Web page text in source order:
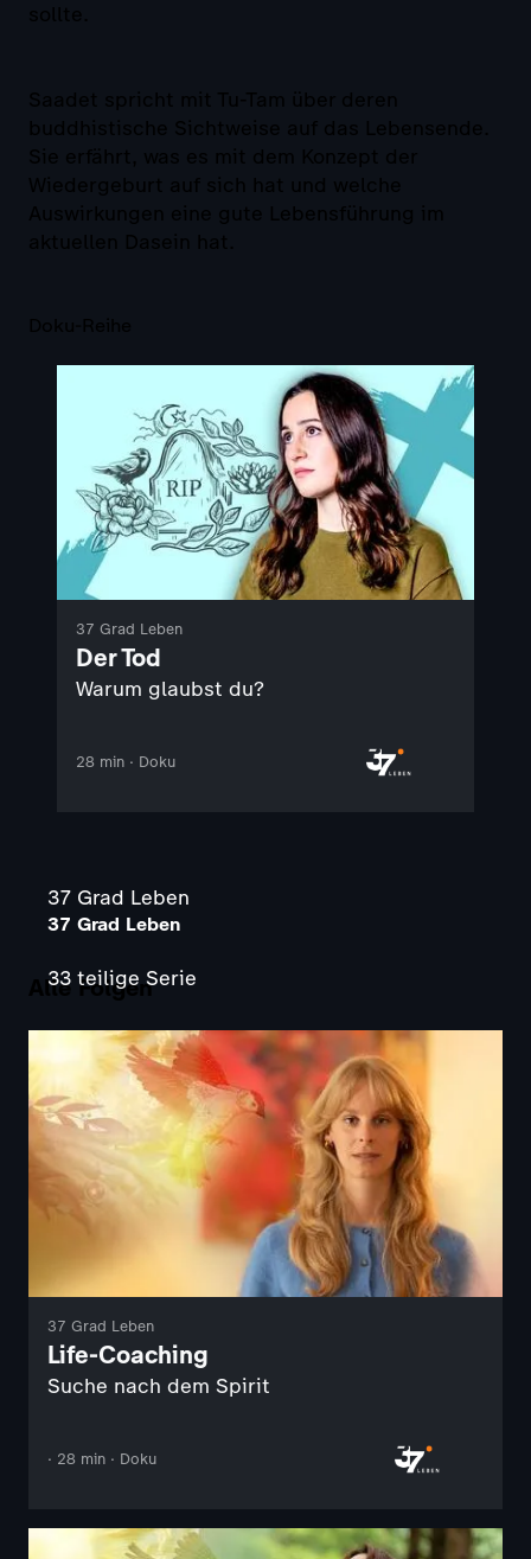
sollte.
Saadet spricht mit Tu-Tam über deren
buddhistische Sichtweise auf das Lebensende.
Sie erfährt, was es mit dem Konzept der
Wiedergeburt auf sich hat und welche
Auswirkungen eine gute Lebensführung im
aktuellen Dasein hat.
Doku-Reihe
37 Grad Leben
Der Tod
Warum glaubst du?
28 min · Doku
Alle Folgen
37 Grad Leben
37 Grad Leben
33 teilige Serie
37 Grad Leben
Life-Coaching
Suche nach dem Spirit
· 28 min · Doku